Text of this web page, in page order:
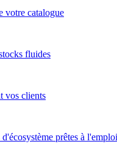
votre catalogue
fluides
vos clients
prêtes à